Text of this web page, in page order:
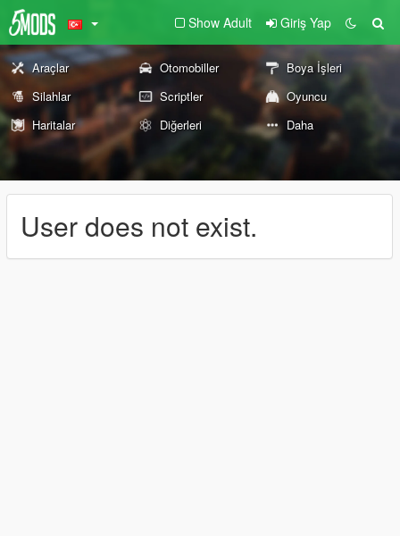
Show Adult Giriş Yap
Araçlar Otomobiller
Boya İşleri
Silahlar
Scriptler
Oyuncu
Haritalar
Diğerleri Daha
User does not exist.